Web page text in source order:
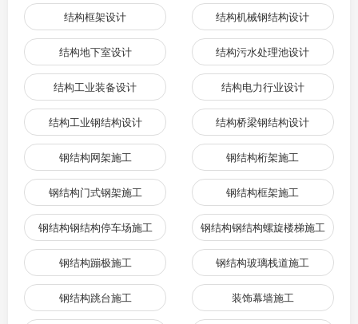
结构框架设计 结构机械钢结构设计
结构地下室设计 结构污水处理池设计
结构工业装备设计 结构电力行业设计
结构工业钢结构设计 结构桥梁钢结构设计
钢结构网架施工 钢结构桁架施工
钢结构门式钢架施工 钢结构框架施工
钢结构钢结构停车场施工 钢结构钢结构螺旋楼梯施工
钢结构蹦极施工 钢结构玻璃栈道施工
钢结构跳台施工 装饰幕墙施工